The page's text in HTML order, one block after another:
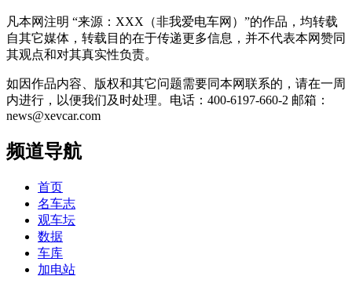
凡本网注明 “来源：XXX（非我爱电车网）”的作品，均转载
自其它媒体，转载目的在于传递更多信息，并不代表本网赞同
其观点和对其真实性负责。
如因作品内容、版权和其它问题需要同本网联系的，请在一周
内进行，以便我们及时处理。电话：400-6197-660-2 邮箱：
news@xevcar.com
频道导航
首页
名车志
观车坛
数据
车库
加电站